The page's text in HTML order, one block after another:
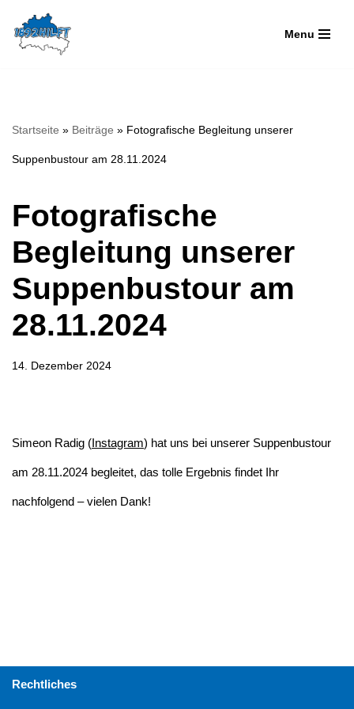
Zum
Menu
Startseite » Beiträge » Fotografische Begleitung unserer
Suppenbustour am 28.11.2024
Fotografische
Begleitung unserer
Suppenbustour am
28.11.2024
14. Dezember 2024
Simeon Radig (Instagram) hat uns bei unserer Suppenbustour
am 28.11.2024 begleitet, das tolle Ergebnis findet Ihr
nachfolgend – vielen Dank!
Rechtliches